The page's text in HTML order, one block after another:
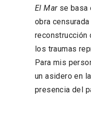
El Mar se basa
obra
reconstrucción
los traumas
Para mis
un asidero en
presencia del